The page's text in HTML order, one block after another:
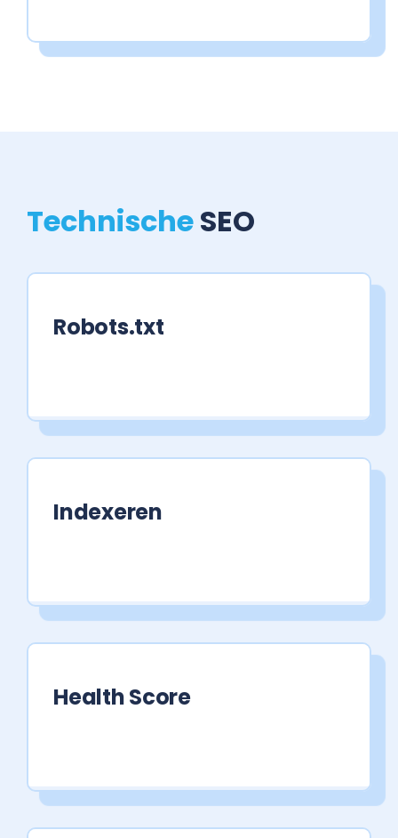
TechnischeSEO
Robots.txt
Indexeren
Health Score